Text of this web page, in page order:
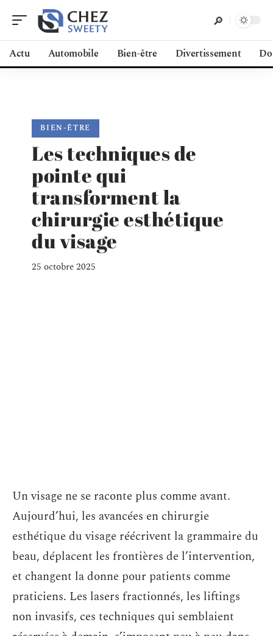
Actu Automobile Bien-être Divertissement
BIEN-ÊTRE
Les techniques de
pointe qui
transforment la
chirurgie esthétique
du visage
25 octobre 2025
Un visage ne se raconte plus comme avant.
Aujourd’hui, les avancées en chirurgie
esthétique du visage réécrivent la grammaire du
beau, déplacent les frontières de l’intervention,
et changent la donne pour patients comme
praticiens. Les lasers fractionnés, les liftings
non invasifs, ces techniques qui semblaient